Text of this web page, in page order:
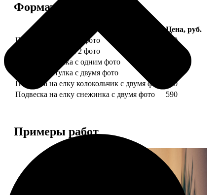
Форматы и цены
Услуга
Цена, руб.
Шарик елочный с 1 фото
650
Шарик елочный с 2 фото
Шарик-шкатулка с одним фото
Шарик-шкатулка с двумя фото
Подвеска на елку колокольчик с двумя фото
590
Подвеска на елку снежинка с двумя фото
590
Примеры работ